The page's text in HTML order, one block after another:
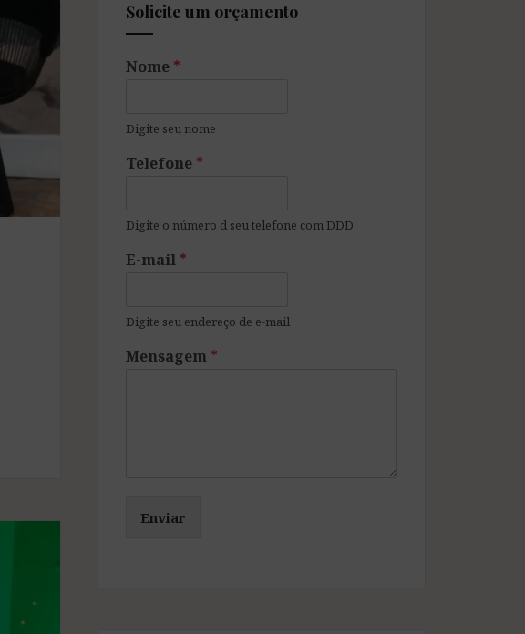
Solicite um orçamento
Nome *
Digite seu nome
Telefone *
Digite o número d seu telefone com DDD
E-mail *
Digite seu endereço de e-mail
Mensagem *
Enviar